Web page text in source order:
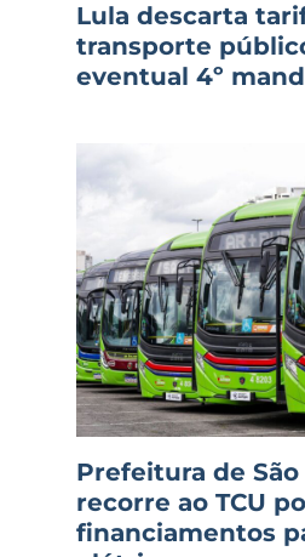
Lula descarta
transporte
eventual 4º
Prefeitura de São
recorre ao TCU
financiamentos